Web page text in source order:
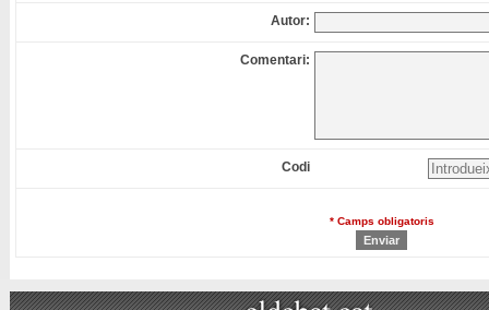
Autor:
Comentari:
Codi
* Camps obligatoris